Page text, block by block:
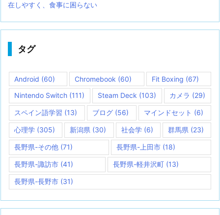
在しやすく、食事に困らない
タグ
Android (60) Chromebook (60) Fit Boxing (67)
Nintendo Switch (111) Steam Deck (103) カメラ (29)
スペイン語学習 (13) ブログ (56) マインドセット (6)
心理学 (305) 新潟県 (30) 社会学(6) 群馬県 (23)
長野県-その他 (71) 長野県-上田市(18)
長野県-諏訪市 (41) 長野県-軽井沢町 (13)
長野県-長野市 (31)